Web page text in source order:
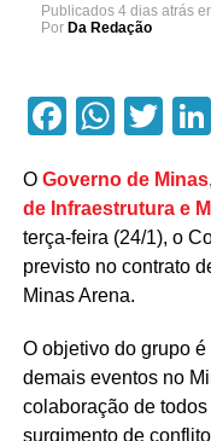
Publicados 4 dias atrás
Por Da Redação
O Governo de Minas
de Infraestrutura e
terça-feira (24/1), o
previsto no contrato
Minas Arena.
O objetivo do grupo
demais eventos no
colaboração de
surgimento de